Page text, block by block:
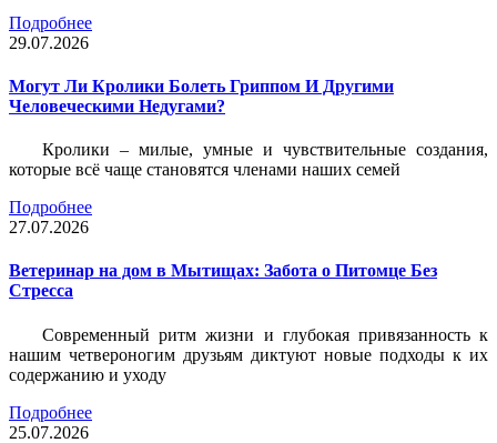
Подробнее
29.07.2026
Могут Ли Кролики Болеть Гриппом И Другими
Человеческими Недугами?
Кролики – милые, умные и чувствительные создания,
которые всё чаще становятся членами наших семей
Подробнее
27.07.2026
Ветеринар на дом в Мытищах: Забота о Питомце Без
Стресса
Современный ритм жизни и глубокая привязанность к
нашим четвероногим друзьям диктуют новые подходы к их
содержанию и уходу
Подробнее
25.07.2026